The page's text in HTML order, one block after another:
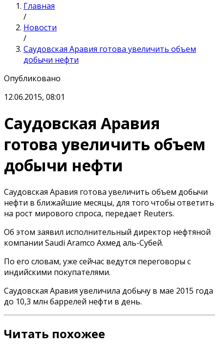
Главная
/
Новости
/
Саудовская Аравия готова увеличить объем
добычи нефти
Опубликовано
12.06.2015, 08:01
Саудовская Аравия
готова увеличить объем
добычи нефти
Саудовская Аравия готова увеличить объем добычи
нефти в ближайшие месяцы, для того чтобы ответить
на рост мирового спроса, передает Reuters.
Об этом заявил исполнительный директор нефтяной
компании Saudi Aramco Ахмед аль-Субей.
По его словам, уже сейчас ведутся переговоры с
индийскими покупателями.
Саудовская Аравия увеличила добычу в мае 2015 года
до 10,3 млн баррелей нефти в день.
Читать похожее